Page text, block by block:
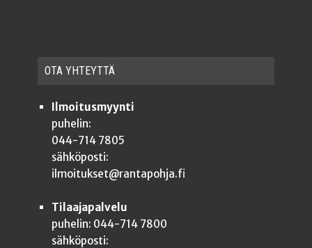
OTA YHTEYT­TÄ
Ilmoitusmyynti
puhelin:
044-714 7805
sähköposti:
ilmoitukset@rantapohja.fi
Tilaajapalvelu
puhelin: 044-714 7800
sähköposti: